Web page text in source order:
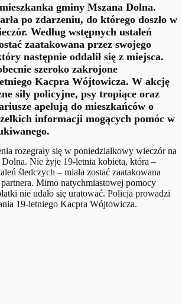
gminy Mszana Dolna.
po zdarzeniu, do którego doszło w
Według wstępnych ustaleń
zaatakowana przez swojego
następnie oddalił się z miejsca.
szeroko zakrojone
Kacpra Wójtowicza. W akcję
siły policyjne, psy tropiące oraz
apelują do mieszkańców o
informacji mogących pomóc w
rozegrały się w poniedziałkowy wieczór na
Nie żyje 19-letnia kobieta, która –
śledczych – miała zostać zaatakowana
Mimo natychmiastowej pomocy
nie udało się uratować. Policja prowadzi
19-letniego Kacpra Wójtowicza.